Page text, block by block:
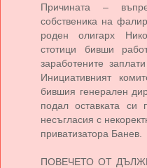
Причината –
собственика на
роден олигарх
стотици бивши
заработените
Инициативният
бившия генерален
подал оставката
несъгласия с
приватизатора Банев.
ПОВЕЧЕТО ОТ